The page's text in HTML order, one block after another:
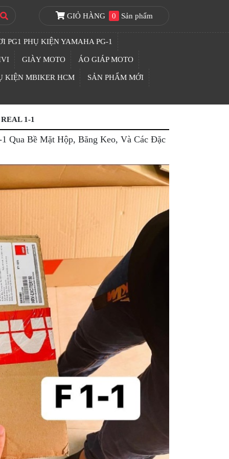
GIỎ HÀNG 0 Sản phẩm
PG1 PHỤ KIỆN YAMAHA PG-1
GIÀY MOTO ÁO GIÁP MOTO
KIỆN MBIKER HCM SẢN PHẨM MỚI
1-1
Qua Bề Mặt Hộp, Băng Keo, Và Các Đặc